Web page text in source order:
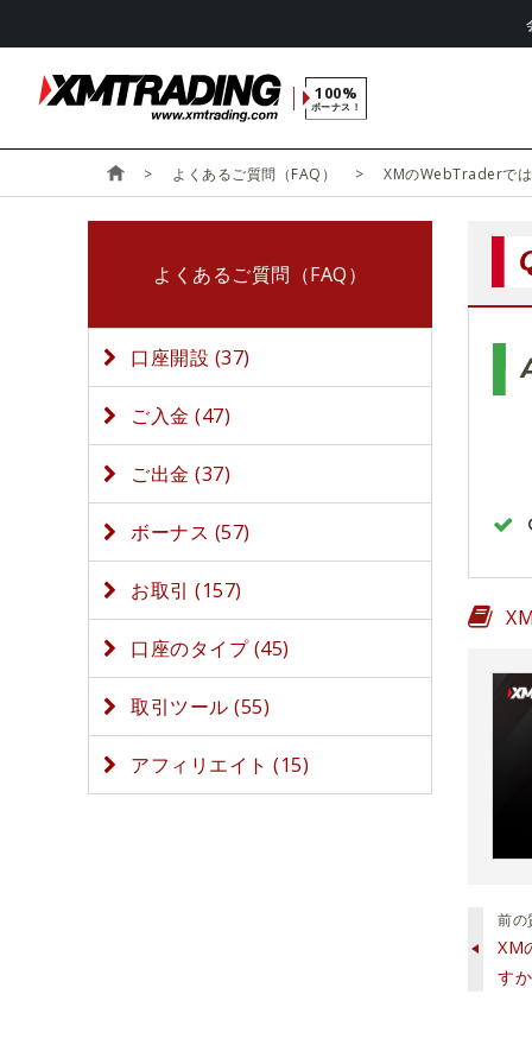
100%
ボーナス！
よくあるご質問（FAQ） XMのWebTraderで
前の
XM
す
よくあるご質問（FAQ）
口座開設 (37)
ご入金 (47)
ご出金 (37)
ボーナス (57)
お取引 (157)
口座のタイプ (45)
取引ツール (55)
アフィリエイト (15)